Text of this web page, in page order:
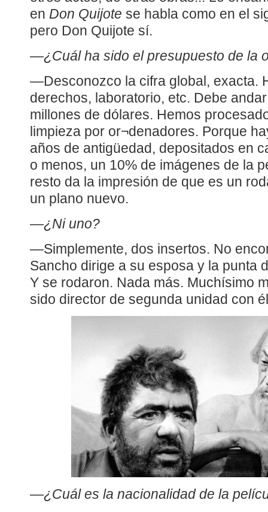
en Don Quijote se habla como en el
pero Don Quijote sí.
—¿Cuál ha sido el presupuesto de la
—Desconozco la cifra global, exacta.
derechos, laboratorio, etc. Debe
millones de dólares. Hemos
limpieza por or¬denadores. Porque
años de antigüedad, depositados en
o menos, un 10% de imágenes de la
resto da la impresión de que es un
un plano nuevo.
—¿Ni uno?
—Simplemente, dos insertos. No
Sancho dirige a su esposa y la punta
Y se rodaron. Nada más. Muchísimo
sido director de segunda unidad con
—¿Cuál es la nacionalidad de la